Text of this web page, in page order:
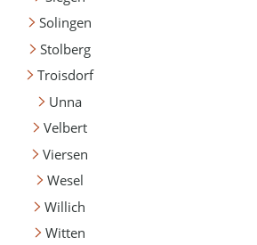
Solingen
Stolberg
Troisdorf
Unna
Velbert
Viersen
Wesel
Willich
Witten